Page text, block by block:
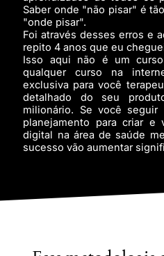
Saber onde "não pisar" é
"onde pisar".
Foi através desses erros e
repito 4 anos que eu
Isso aqui não é um
qualquer curso na
exclusiva para você
detalhado do seu
milionário. Se você
planejamento para criar e
digital na área de saúde
sucesso vão aumentar